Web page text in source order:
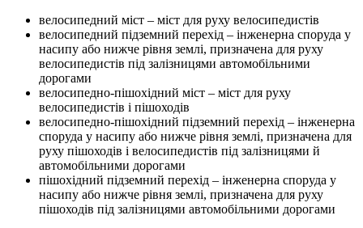
велосипедний міст – міст для руху велосипедистів
велосипедний підземний перехід – інженерна споруда у
насипу або нижче рівня землі, призначена для руху
велосипедистів під залізницями автомобільними
дорогами
велосипедно-пішохідний міст – міст для руху
велосипедистів і пішоходів
велосипедно-пішохідний підземний перехід – інженерна
споруда у насипу або нижче рівня землі, призначена для
руху пішоходів і велосипедистів під залізницями й
автомобільними дорогами
пішохідний підземний перехід – інженерна споруда у
насипу або нижче рівня землі, призначена для руху
пішоходів під залізницями автомобільними дорогами